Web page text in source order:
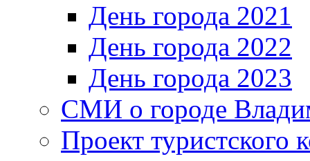
День города 2021
День города 2022
День города 2023
СМИ о городе
Проект туристского